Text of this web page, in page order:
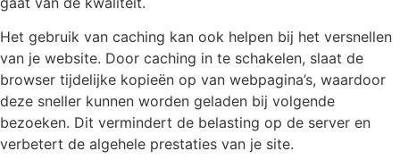
Het gebruik van caching kan ook helpen bij het versnellen
van je website. Door caching in te schakelen, slaat de
browser tijdelijke kopieën op van webpagina’s, waardoor
deze sneller kunnen worden geladen bij volgende
bezoeken. Dit vermindert de belasting op de server en
verbetert de algehele prestaties van je site.